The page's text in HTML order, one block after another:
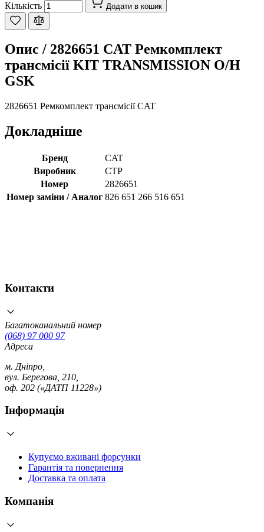
Кількість Додати в кошик
Опис / 2826651 CAT Ремкомплект
трансмісії KIT TRANSMISSION O/H
GSK
2826651 Ремкомплект трансмісії CAT
Докладніше
Бренд
CAT
Виробник
CTP
Номер
2826651
Номер заміни / Аналог 826 651 266 516 651
Контакти
Багатоканальний номер
(068) 97 000 97
Адреса
м. Дніпро,
вул. Берегова, 210,
оф. 202 («ДАТП 11228»)
Інформація
Купуємо вживані форсунки
Гарантія та повернення
Доставка та оплата
Компанія